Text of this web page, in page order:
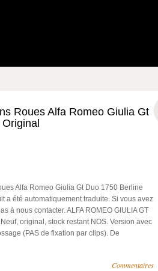
Roues Alfa Romeo Giulia Gt
Alfa Romeo Giulia Gt Duo 1750 Berline
a été automatiquement traduite. Si vous avez
à nous contacter. ALFA ROMEO GIULIA GT
original, stock restant NOS. Version avec
(PAS de fixation par clips). De
Commentaires